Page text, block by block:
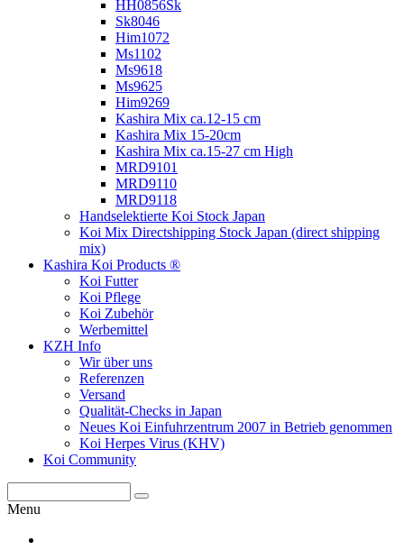
HH0856Sk
Sk8046
Him1072
Ms1102
Ms9618
Ms9625
Him9269
Kashira Mix ca.12-15 cm
Kashira Mix 15-20cm
Kashira Mix ca.15-27 cm High
MRD9101
MRD9110
MRD9118
Handselektierte Koi Stock Japan
Koi Mix Directshipping Stock Japan (direct shipping
mix)
Kashira Koi Products ®
Koi Futter
Koi Pflege
Koi Zubehör
Werbemittel
KZH Info
Wir über uns
Referenzen
Versand
Qualität-Checks in Japan
Neues Koi Einfuhrzentrum 2007 in Betrieb genommen
Koi Herpes Virus (KHV)
Koi Community
Menu